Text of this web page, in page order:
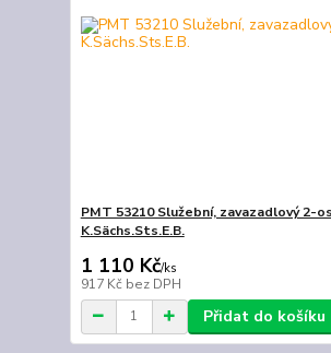
PMT 53210 Služební, zavazadlový 2-
K.Sächs.Sts.E.B.
1 110 Kč/ks
917 Kč bez DPH
Přidat do košíku